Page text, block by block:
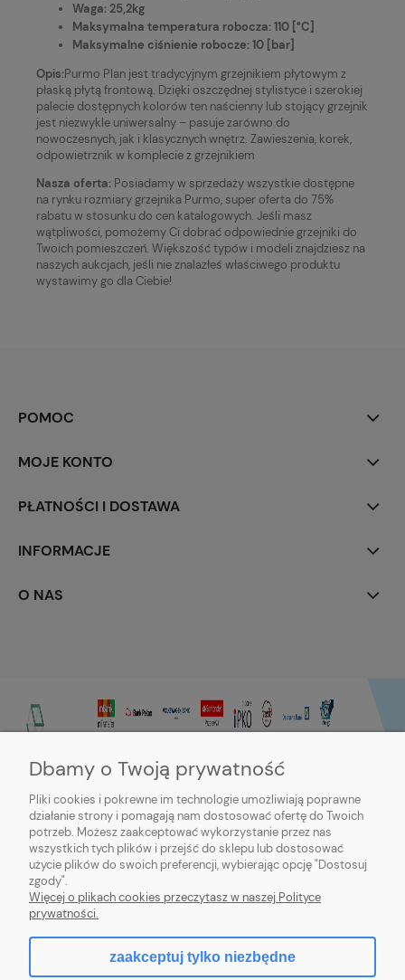
Waga: 25,2kg
Maksymalna temperatura robocza: 110 [°C]
Maksymalne ciśnienie robocze: 10 [bar]
Opis:Purmo Plan jest tradycyjnym grzejnikiem płytowym z
płaską płytą frontową. Dzięki oszczędnej stylistyce i szerokiej
palecie dostępnych kolorów ten naścienny lub stojący grzejnik
jest niezwykle uniwersalny – pasuje zarówno do
nowoczesnych, jak i klasycznych wnętrz. Zawieszenia, korek,
odpowietrznik w komplecie z grzejnikiem
Nasza oferta: Posiadamy w sprzedaży wszystkie dostępne
na rynku rozmiary grzejnika Purmo, super oferta do 75%
rabatu w stosunku do cen katalogowych. Jeśli masz
wątpliwości, pomożemy Ci dobrać odpowiednie grzejniki do
Twoich pomieszczeń. Większość typów i modeli znajdziesz na
naszych aukcjach, jeśli nie znalazłeś właściwego produktu
wystawimy go dla Ciebie!
POMOC
MOJE KONTO
PŁATNOŚCI I DOSTAWA
INFORMACJE
O NAS
Sklep internetowy Purmo-online | ul. Dworcowa 20c, 89-600 Chojnice |
sklep@northbud.pl|600 688 174| NIP: 5611453503 | REGON: 093113714
Dbamy o Twoją prywatność
Pliki cookies i pokrewne im technologie umożliwiają poprawne
działanie strony i pomagają nam dostosować ofertę do Twoich
potrzeb. Możesz zaakceptować wykorzystanie przez nas
wszystkich tych plików i przejść do sklepu lub dostosować
użycie plików do swoich preferencji, wybierając opcję "Dostosuj
zgody".
Więcej o plikach cookies przeczytasz w naszej Polityce
prywatności.
zaakceptuj tylko niezbędne